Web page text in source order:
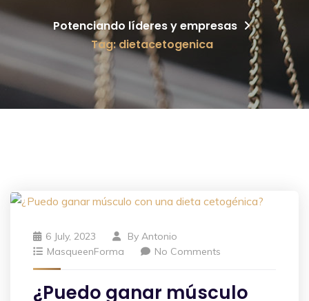
Potenciando líderes y empresas
Tag: dietacetogenica
6 July, 2023 By Antonio
MasqueenForma
No Comments
¿Puedo ganar músculo